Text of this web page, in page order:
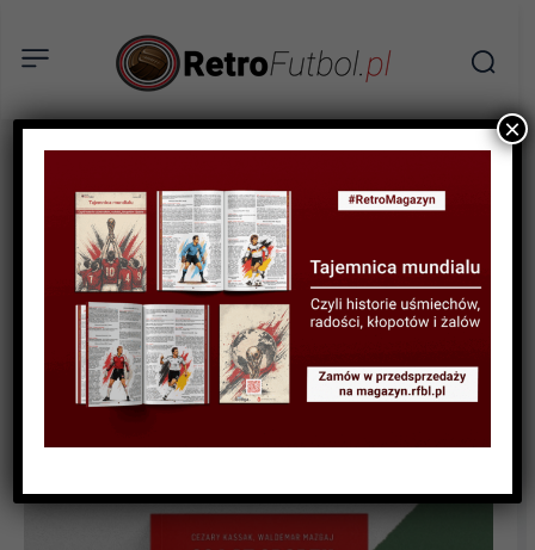
KSIĄŻKI RECENZJA
60 lat sportu na
Podkarpaciu. Historia
widziana przez pryzmat
plebiscytu „Nowin” –
recenzja
×